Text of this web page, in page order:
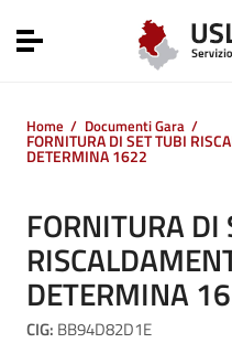
Vai al menu di navigazione
Toggle navigation
Home / Documenti Gara /
FORNITURA DI SET TUBI
DETERMINA 1622
FORNITURA DI
DETERMINA
CIG: BB94D82D1E